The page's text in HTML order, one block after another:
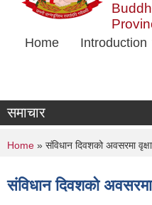
Home Introduction
समाचार
You are here
Home » संविधान दिवशको अवसरमा
संविधान दिवशको अवसरमा